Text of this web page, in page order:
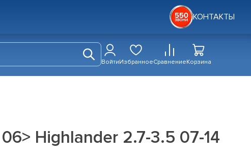
КОНТАКТЫ
ВойтиИзбранноеСравнениеКорзина
Highlander 2.7-3.5 07-14